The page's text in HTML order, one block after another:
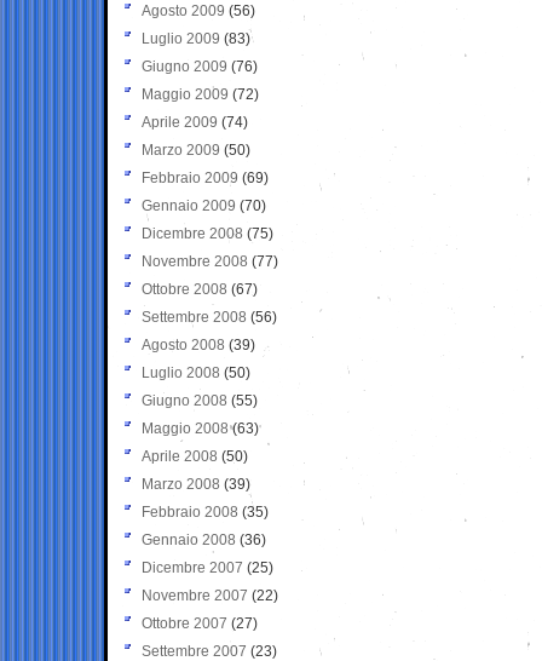
Agosto 2009 (56)
Luglio 2009 (83)
Giugno 2009 (76)
Maggio 2009 (72)
Aprile 2009 (74)
Marzo 2009 (50)
Febbraio 2009 (69)
Gennaio 2009 (70)
Dicembre 2008 (75)
Novembre 2008 (77)
Ottobre 2008 (67)
Settembre 2008 (56)
Agosto 2008 (39)
Luglio 2008 (50)
Giugno 2008 (55)
Maggio 2008(63)
Aprile 2008 (50)
Marzo 2008 (39)
Febbraio 2008 (35)
Gennaio 2008 (36)
Dicembre 2007 (25)
Novembre 2007 (22)
Ottobre 2007 (27)
Settembre 2007 (23)